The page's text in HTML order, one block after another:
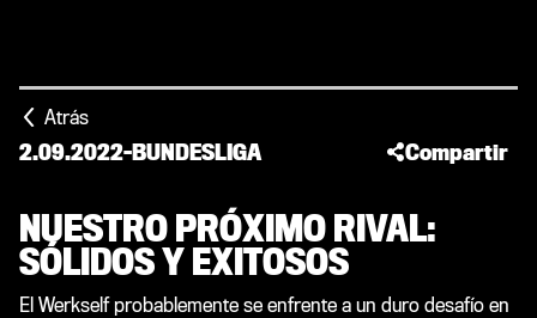
Atrás
2.09.2022-BUNDESLIGA Compartir
NUESTRO PRÓXIMO RIVAL:
SÓLIDOS Y EXITOSOS
El Werkself probablemente se enfrente a un duro desafío en